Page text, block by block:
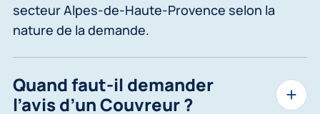
secteur Alpes-de-Haute-Provence selon la
nature de la demande.
Quand faut-il demander
l’avis d’un Couvreur ?